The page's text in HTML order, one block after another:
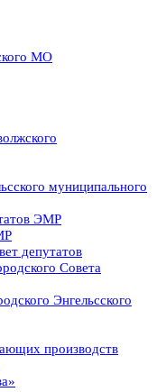
МО
муниципального
ЭМР
депутатов
Совета
Энгельсского
производств